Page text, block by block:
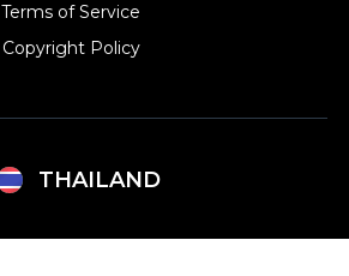
Terms of Service
Copyright Policy‎
THAILAND